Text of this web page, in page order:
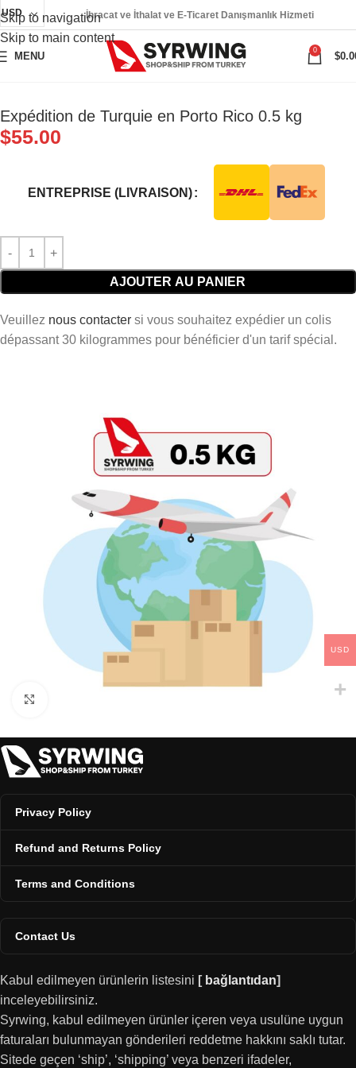
Skip to navigation
Skip to main content
USD İhracat ve İthalat ve E-Ticaret Danışmanlık Hizmeti
MENU
0
$
Expédition de Turquie en Porto Rico 0.5 kg
$55.00
ENTREPRISE (LIVRAISON)
AJOUTER AU PANIER
Veuillez nous contacter si vous souhaitez expédier un colis
dépassant 30 kilogrammes pour bénéficier d'un tarif spécial.
Privacy Policy
Refund and Returns Policy
Terms and Conditions
Contact Us
Kabul edilmeyen ürünlerin listesini [ bağlantıdan]
inceleyebilirsiniz.
Syrwing, kabul edilmeyen ürünler içeren veya usulüne uygun
faturaları bulunmayan gönderileri reddetme hakkını saklı tutar.
Sitede geçen ‘ship’, ‘shipping’ veya benzeri ifadeler,
USD